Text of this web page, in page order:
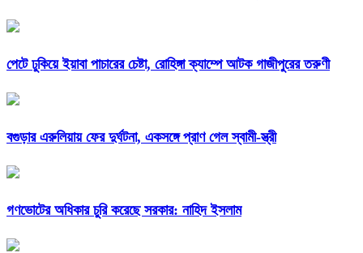
পেটে ঢুকিয়ে ইয়াবা পাচারের চেষ্টা, রোহিঙ্গা ক্যাম্পে আটক গাজীপুরের তরুণী
বগুড়ার এরুলিয়ায় ফের দুর্ঘটনা, একসঙ্গে প্রাণ গেল স্বামী-স্ত্রী
গণভোটের অধিকার চুরি করেছে সরকার: নাহিদ ইসলাম